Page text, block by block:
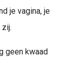
je vagina, je
geen kwaad